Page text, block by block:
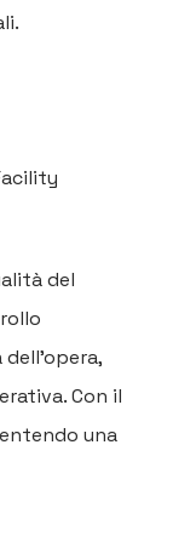
del
Con il
una